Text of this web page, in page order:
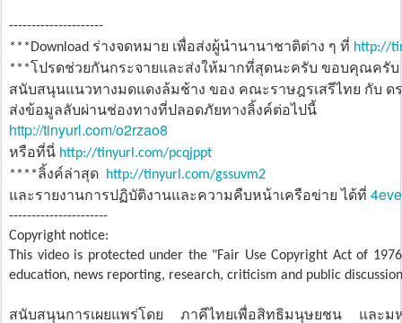
---------------------
***Download ร่างจดหมาย เพื่อส่งผู้นำนานาชาติต่าง ๆ ที่ http://
***โปรดช่วยกันกระจายและส่งให้มากที่สุดนะครับ ขอบคุณครับ
สนับสนุนแนวทางมดแดงล้มช้าง ของ คณะราษฎรเสรีไทย กับ ดร
ส่งข้อมูลลับผ่านช่องทางที่ปลอดภัยทางลิ้งค์ต่อไปนี้
http://tinyurl.com/o2rzao8
หรือที่นี่ http://tinyurl.com/pcqjppt
****ลิ้งค์ล่าสุด http://tinyurl.com/gssuvm2
และรายงานการปฏิบัติงานและความคืบหน้าเครือข่าย ได้ที่
----------------------
Copyright notice:
This video is protected under the "Fair Use Copyright Act of
education, news reporting, research, criticism and public
สนับสนุนการเผยแพร่โดย ภาคีไทยเพื่อสิทธิมนุษยชน และม